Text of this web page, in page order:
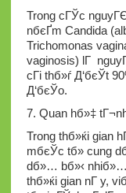
Trong cГЎc
nбєҐm Candida
Trichomonas
vaginosis) lГ
cГі thб»ѓ Д‘бєЎt
Д‘бєЎo.
7. Quan hб»‡
Trong thб»ќi gian
mбєЎc tб»­ cung
dб»… bб»‹
thб»ќi gian nГ y,